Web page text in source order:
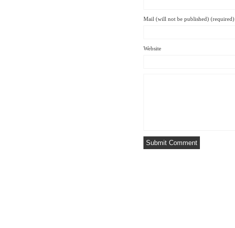
Mail (will not be published) (required)
Website